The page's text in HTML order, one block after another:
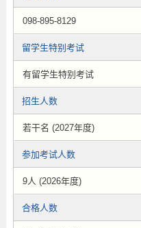
098-895-8129
留学生特别考试
有留学生特别考试
招生人数
若干名 (2027年度)
参加考试人数
9人 (2026年度)
合格人数